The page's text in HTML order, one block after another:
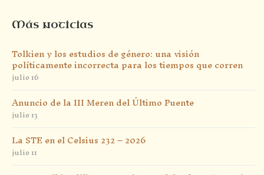
Más noticias
Tolkien y los estudios de género: una visión
políticamente incorrecta para los tiempos que corren
julio 16
Anuncio de la III Meren del Último Puente
julio 13
La STE en el Celsius 232 – 2026
julio 11